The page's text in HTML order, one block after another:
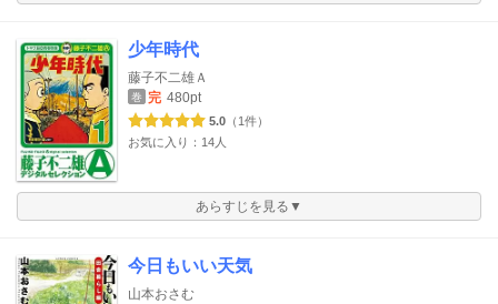
少年時代
藤子不二雄Ａ
巻 完 480pt
5.0 （1件）
お気に入り：14人
あらすじを見る▼
今日もいい天気
山本おさむ